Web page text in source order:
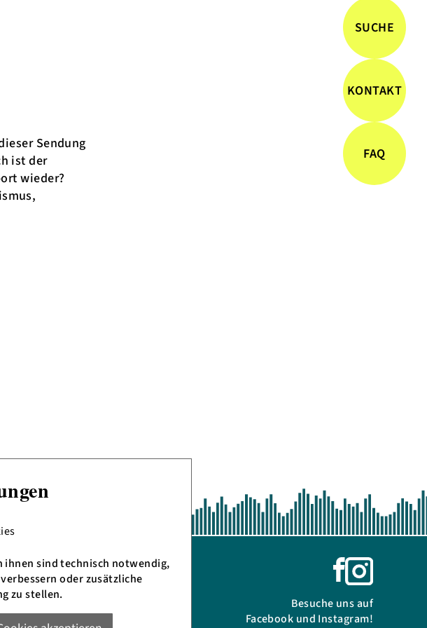
Sendung
ist der
wieder?
105,4 MHz
89,6 MHz
Livestream
Besuche uns auf
Facebook und Instagram!
SUCHE
KONTAKT
FAQ
ihnen sind technisch notwendig,
oder zusätzliche
zu stellen.